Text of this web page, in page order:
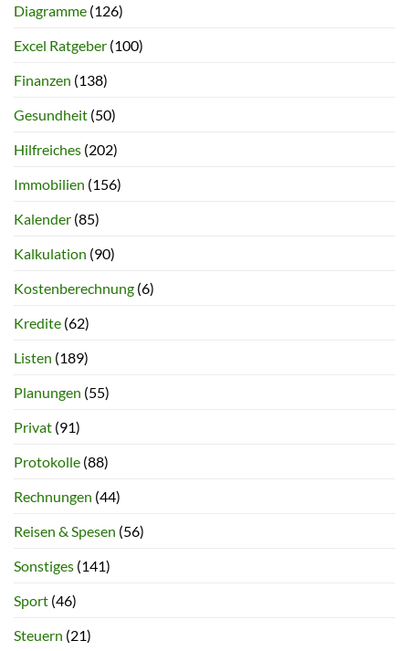
Diagramme (126)
Excel Ratgeber (100)
Finanzen (138)
Gesundheit (50)
Hilfreiches (202)
Immobilien (156)
Kalender (85)
Kalkulation (90)
Kostenberechnung (6)
Kredite (62)
Listen (189)
Planungen (55)
Privat (91)
Protokolle (88)
Rechnungen (44)
Reisen & Spesen (56)
Sonstiges (141)
Sport (46)
Steuern (21)